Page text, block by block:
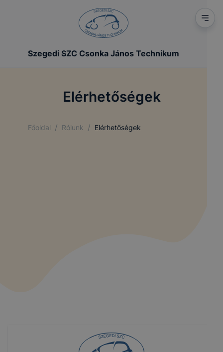
Szegedi SZC Csonka János Technikum
Elérhetőségek
Főoldal / Rólunk / Elérhetőségek